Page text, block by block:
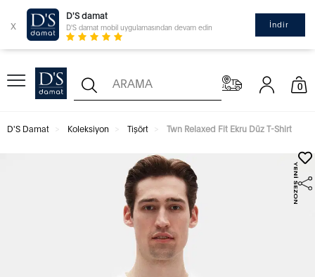
x
D'S damat
D'S damat mobil uygulamasından devam edin İndir
0
D'S Damat Koleksiyon Tişört Twn Relaxed Fit Ekru Düz T-Shirt